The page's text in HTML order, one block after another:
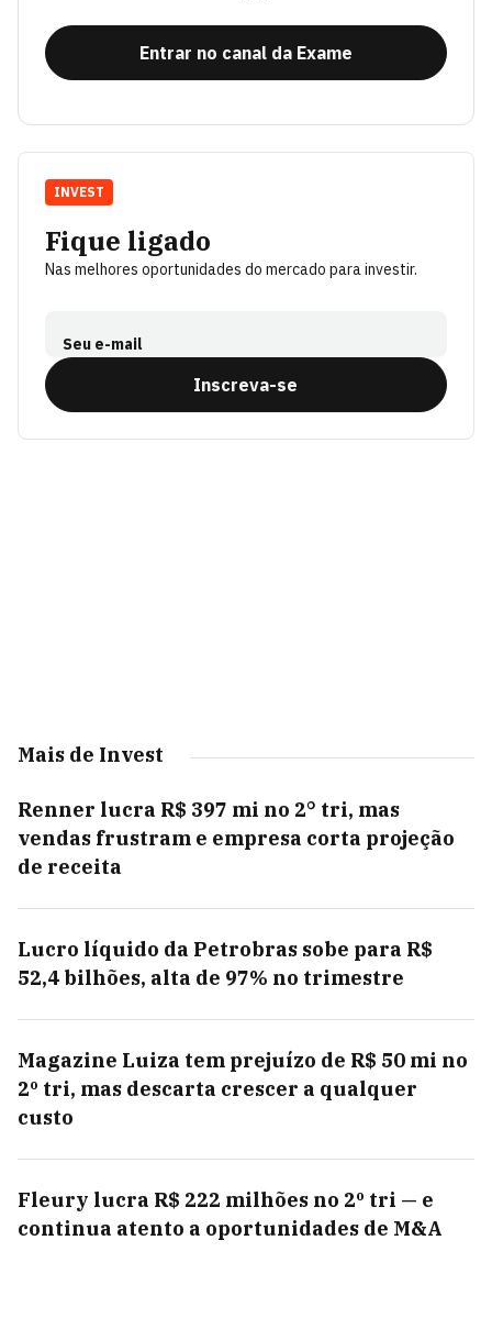
Entrar no canal da Exame
Fique ligado
Nas melhores oportunidades do mercado para investir.
Seu e-mail
Inscreva-se
INVEST
Mais de Invest
Renner lucra R$ 397 mi no 2° tri, mas
vendas frustram e empresa corta projeção
de receita
Lucro líquido da Petrobras sobe para R$
52,4 bilhões, alta de 97% no trimestre
Magazine Luiza tem prejuízo de R$ 50 mi no
2º tri, mas descarta crescer a qualquer
custo
Fleury lucra R$ 222 milhões no 2º tri — e
continua atento a oportunidades de M&A